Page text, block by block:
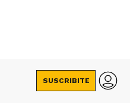
SUSCRIBITE